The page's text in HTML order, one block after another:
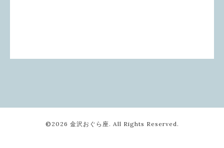
©2026 金沢おぐら座. All Rights Reserved.